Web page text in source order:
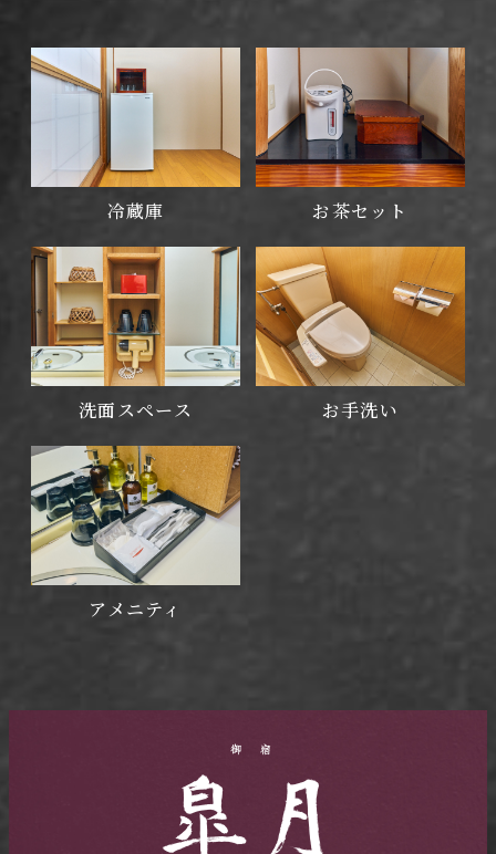
冷蔵庫 お茶セット
洗面スペース お手洗い
アメニティ